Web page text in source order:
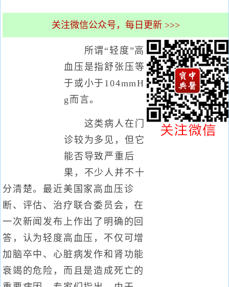
关注微信公众号，每日更新 >>>
所谓“轻度”高
血压是指舒张压等
于或小于104mmH
g而言。
这类病人在门
诊较为多见，但它
能否导致严重后
果，不少人并不十
分清楚。最近美国家高血压诊
断、评估、治疗联合委员会，在
一次新闻发布上作出了明确的回
答，认为轻度高血压，不仅可增
加脑卒中、心脏病发作和肾功能
衰竭的危险，而且是造成死亡的